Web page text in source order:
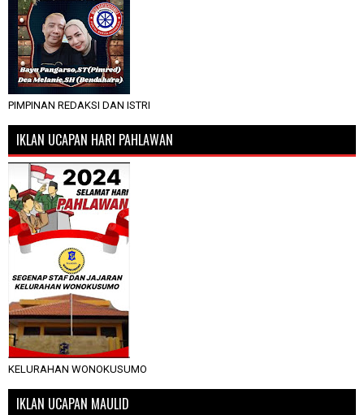
PIMPINAN REDAKSI DAN ISTRI
IKLAN UCAPAN HARI PAHLAWAN
KELURAHAN WONOKUSUMO
IKLAN UCAPAN MAULID